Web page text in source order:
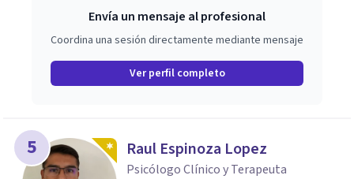
Envía un mensaje al profesional
Coordina una sesión directamente mediante mensaje
Ver perfil completo
5 Raul Espinoza Lopez
Psicólogo Clínico y Terapeuta